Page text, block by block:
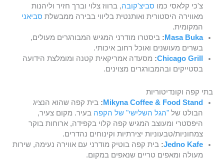
צ'כי קלאסי כמו סביצ'קובה, ברווז צלוי וברך חזיר וליהנות
מאווירה היסטורית ואותנטית בליווי בבירה ממבשלת סביאני
המקומית.
Masa Buka
: ביסטרו מודרני המגיש המבורגרים מעולים,
בשרים מעושנים ואוכל רחוב איכותי.
Chicago Grill
: מסעדה אמריקאית קטנה ומומלצת הידועה
בסטייקים ובהמבורגרים מצוינים.
בתי קפה וקונדיטוריות
Mikyna Coffee & Food Stand
: בית קפה שהוא הנציג
הבולט של"הגל השלישי" של הקפה בעיר. מקום צעיר,
היפסטרי ומעוצב המגיש קפה קלוי בקפידה, ארוחות בוקר
צמחוניות/טבעוניות יצירתיות וקינוחים נהדרים.
Jedno Kafe
: בית קפה בוטיק מודרני עם אווירה נעימה, שירות
מעולה ומאפים טריים שנאפים במקום.